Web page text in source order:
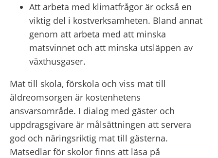
Att arbeta med klimatfrågor är också en
viktig del i kostverksamheten. Bland annat
genom att arbeta med att minska
matsvinnet och att minska utsläppen av
växthusgaser.
Mat till skola, förskola och viss mat till
äldreomsorgen är kostenhetens
ansvarsområde. I dialog med gäster och
uppdragsgivare är målsättningen att servera
god och näringsriktig mat till gästerna.
Matsedlar för skolor finns att läsa på